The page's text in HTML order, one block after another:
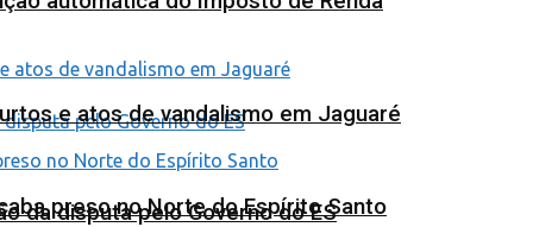
da disputa pelo Governo do ES
e atos de vandalismo em Jaguaré
preso no Norte do Espírito Santo